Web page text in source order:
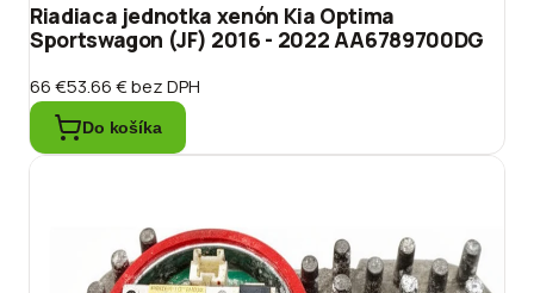
Riadiaca jednotka xenón Kia Optima
Sportswagon (JF) 2016 - 2022 AA6789700DG
66 €53.66 €bez DPH
Do košíka